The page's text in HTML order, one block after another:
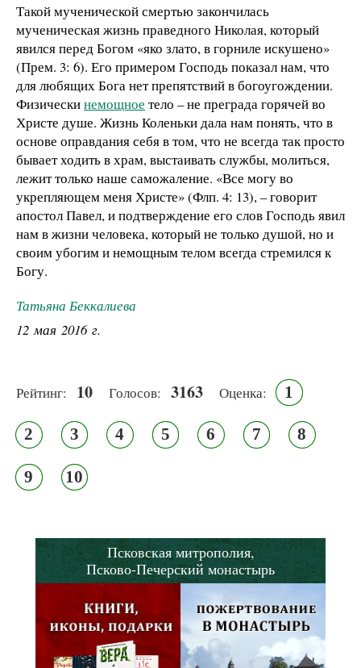
Такой мученической смертью закончилась
мученическая жизнь праведного Николая, который
явился перед Богом «яко злато, в горниле искушено»
(Прем. 3: 6). Его примером Господь показал нам, что
для любящих Бога нет препятствий в богоугождении.
Физическинемощное тело – не преграда горячей во
Христе душе. Жизнь Коленьки дала нам понять, что в
основе оправдания себя в том, что не всегда так просто
бывает ходить в храм, выстаивать службы, молиться,
лежит только наше саможаление. «Все могу во
укрепляющем меня Христе» (Флп. 4: 13), – говорит
апостол Павел, и подтверждение его слов Господь явил
нам в жизни человека, который не только душой, но и
своим убогим и немощным телом всегда стремился к
Богу.
Татьяна Беккалиева
12 мая 2016 г.
Рейтинг: 10 Голосов: 3163 Оценка: 1
2 3 4 5 6 7 8
9 10
Псковская митрополия,
Псково-Печерский монастырь